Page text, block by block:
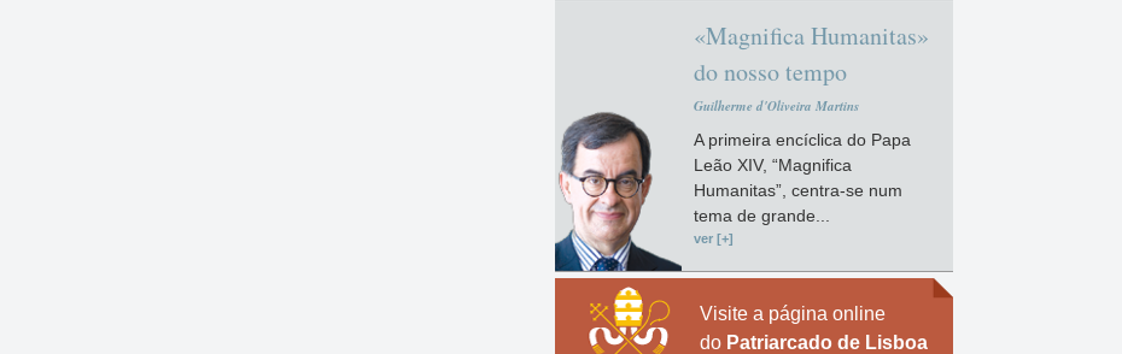
«Magnifica Humanitas»
do nosso tempo
Guilherme d'Oliveira Martins
A primeira encíclica do Papa
Leão XIV, “Magnifica
Humanitas”, centra-se num
tema de grande...
ver [+]
Visite a página online
do Patriarcado de Lisboa